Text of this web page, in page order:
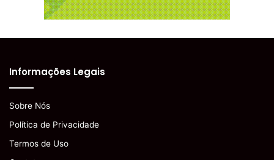
Informações Legais
Sobre Nós
Política de Privacidade
Termos de Uso